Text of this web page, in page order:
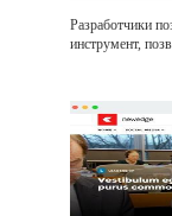
Разработчики
инструмент,